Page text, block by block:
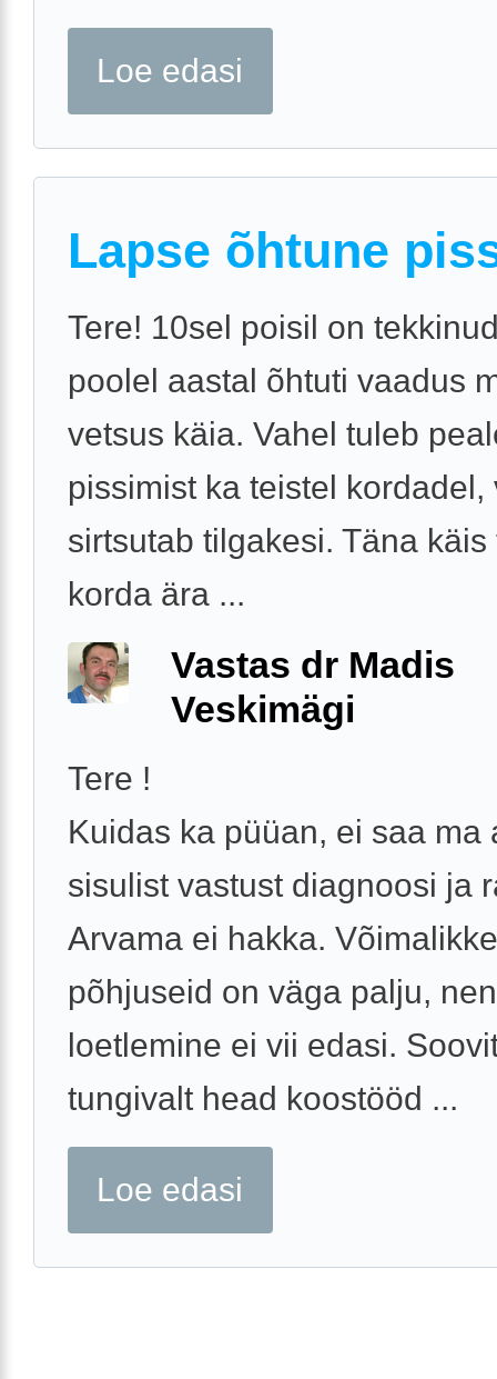
Loe edasi
Lapse õhtune
Tere! 10sel poisil on
poolel aastal õhtuti vaadus
vetsus käia. Vahel tuleb
pissimist ka teistel kordadel,
sirtsutab tilgakesi. Täna käis
korda ära ...
Vastas dr Madis
Veskimägi
Tere !
Kuidas ka püüan, ei saa ma
sisulist vastust diagnoosi ja
Arvama ei hakka. Võimalikke
põhjuseid on väga palju,
loetlemine ei vii edasi.
tungivalt head koostööd ...
Loe edasi